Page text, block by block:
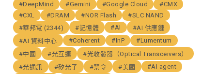
#DeepMind
#Gemini #Google Cloud
#CMX
#CXL
#DRAM #NOR Flash
#SLC NAND
#華邦電 (2344)
#記憶體 #AI
#AI 供應鏈
#AI 資料中心
#Coherent #InP
#Lumentum
#中國
#光互連
#光收發器（Optical Transceivers）
#光通訊
#矽光子 #禁令 #美國
#AI agent